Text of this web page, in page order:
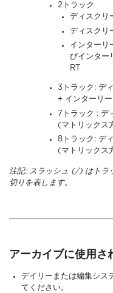
2トラック
ディスクリ
ディスクリ
インターリ
びインター
RT
3トラック: デ
+ インターリ
7トラック : デ
(マトリック
8トラック: デ
(マトリック
注記: スラッシュ (/) はトラ
切りを表します。
アーカイブに使用さ
デイリーまたは編集シス
てください。